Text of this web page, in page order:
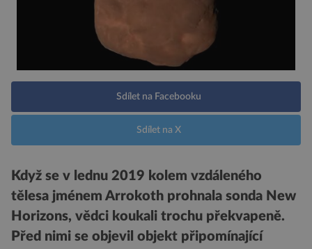
Sdílet na Facebooku
Sdílet na X
Když se v lednu 2019 kolem vzdáleného
tělesa jménem Arrokoth prohnala sonda New
Horizons, vědci koukali trochu překvapeně.
Před nimi se objevil objekt připomínající